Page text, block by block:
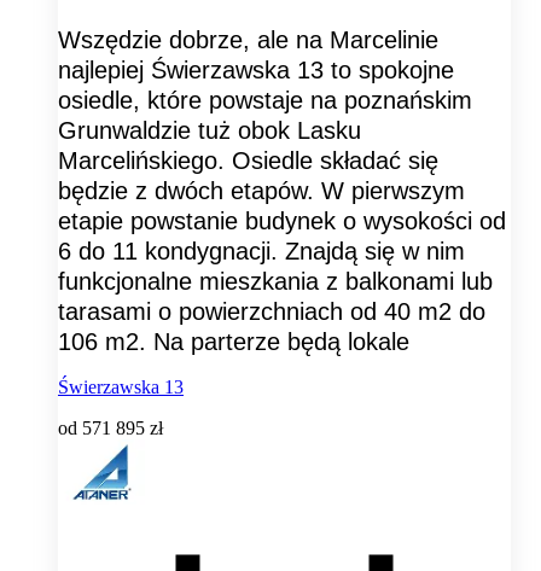
Wszędzie dobrze, ale na Marcelinie
najlepiej Świerzawska 13 to spokojne
osiedle, które powstaje na poznańskim
Grunwaldzie tuż obok Lasku
Marcelińskiego. Osiedle składać się
będzie z dwóch etapów. W pierwszym
etapie powstanie budynek o wysokości od
6 do 11 kondygnacji. Znajdą się w nim
funkcjonalne mieszkania z balkonami lub
tarasami o powierzchniach od 40 m2 do
106 m2. Na parterze będą lokale
Świerzawska 13
od 571 895 zł